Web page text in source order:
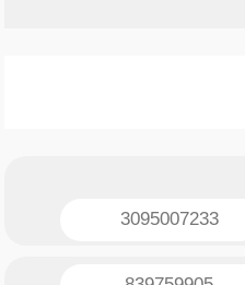
3095007233